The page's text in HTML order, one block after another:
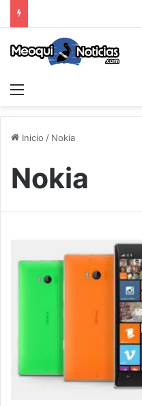
Inicio / Nokia
Nokia